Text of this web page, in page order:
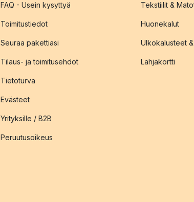
FAQ - Usein kysyttyä
Toimitustiedot
Seuraa pakettiasi
Tilaus- ja toimitusehdot
Tietoturva
Evästeet
Yrityksille / B2B
Peruutusoikeus
Tekstiilit &
Huonekalut
Ulkokalusteet
Lahjakortti